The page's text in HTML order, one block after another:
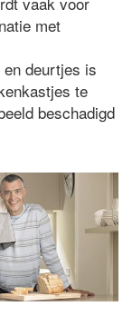
met
deurtjes is
te
beschadigd